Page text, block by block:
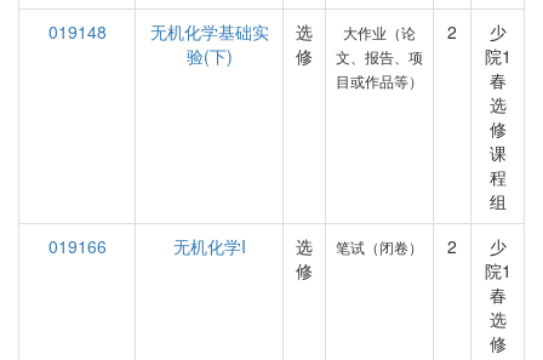
019148
无机化学基础实
验(下)
选
修
大作业（论
文、报告、项
目或作品等）
2
少
院1
春
选
修
课
程
组
019166
无机化学I
选
修
笔试（闭卷） 2
少
院1
春
选
修